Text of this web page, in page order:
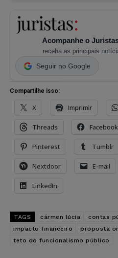
Acompanhe o
receba as principais
Seguir no Google
Compartilhe isso:
X Imprimir
Threads Facebook
Pinterest Tumblr
Nextdoor E-mail
LinkedIn
TAGS cármen lúcia contas
impacto financeiro
proposta
teto do funcionalismo público